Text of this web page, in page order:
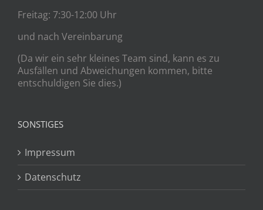
Freitag: 7:30-12:00 Uhr
und nach Vereinbarung
(Da wir ein sehr kleines Team sind, kann es zu
Ausfällen und Abweichungen kommen, bitte
entschuldigen Sie dies.)
SONSTIGES
Impressum
Datenschutz